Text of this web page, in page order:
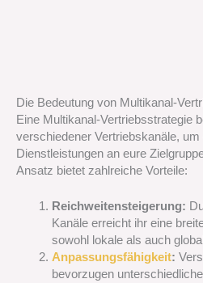
Die Bedeutung von Multikanal-
Eine Multikanal-Vertriebsstrategie
verschiedener Vertriebskanäle,
Dienstleistungen an eure
Ansatz bietet zahlreiche Vorteile:
Reichweitensteigerung:
Kanäle erreicht ihr eine
sowohl lokale als auch
Anpassungsfähigkeit:
bevorzugen